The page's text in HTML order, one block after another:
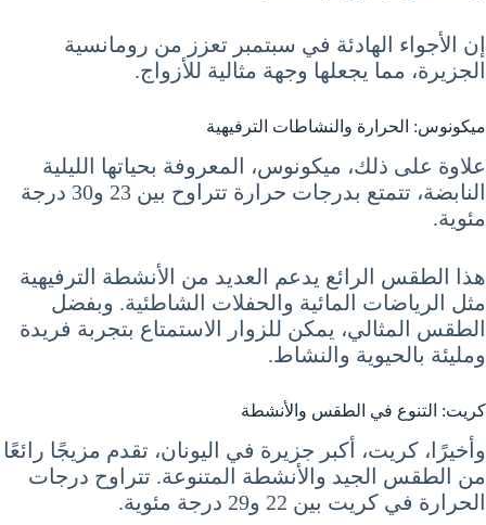
إن الأجواء الهادئة في سبتمبر تعزز من رومانسية
الجزيرة، مما يجعلها وجهة مثالية للأزواج.
ميكونوس: الحرارة والنشاطات الترفيهية
علاوة على ذلك، ميكونوس، المعروفة بحياتها الليلية
النابضة، تتمتع بدرجات حرارة تتراوح بين 23 و30 درجة
مئوية.
هذا الطقس الرائع يدعم العديد من الأنشطة الترفيهية
مثل الرياضات المائية والحفلات الشاطئية. وبفضل
الطقس المثالي، يمكن للزوار الاستمتاع بتجربة فريدة
ومليئة بالحيوية والنشاط.
كريت: التنوع في الطقس والأنشطة
وأخيرًا، كريت، أكبر جزيرة في اليونان، تقدم مزيجًا رائعًا
من الطقس الجيد والأنشطة المتنوعة. تتراوح درجات
الحرارة في كريت بين 22 و29 درجة مئوية.